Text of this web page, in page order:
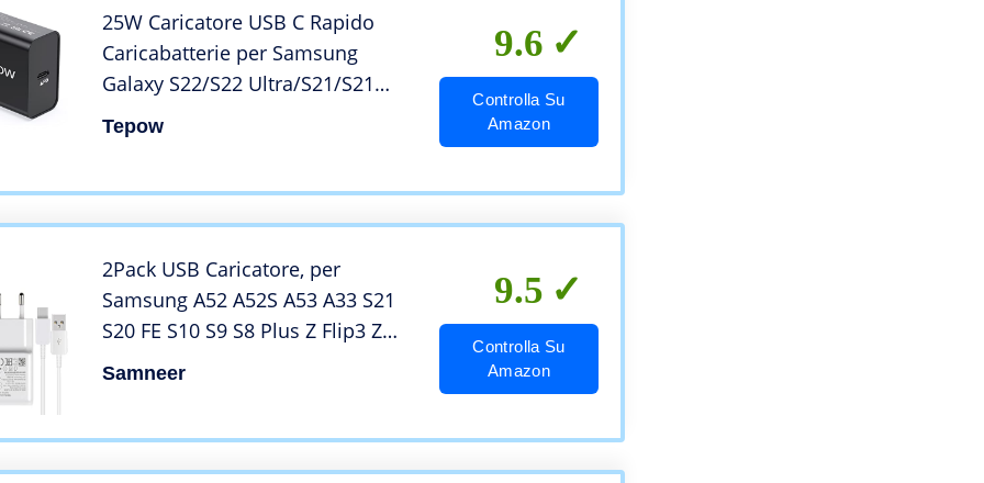
25W Caricatore USB C Rapido
Caricabatterie per Samsung
Galaxy S22/S22 Ultra/S21/S21
Ultra/S20/S20
fe/S9/S8/S7/A71/A70/A53
Tepow
9.6
Controlla Su
Amazon
2Pack USB Caricatore, per
Samsung A52 A52S A53 A33 S21
S20 FE S10 S9 S8 Plus Z Flip3 Z
Fold3 M53 5G e altri smartphone
Samneer
9.5
Controlla Su
Amazon